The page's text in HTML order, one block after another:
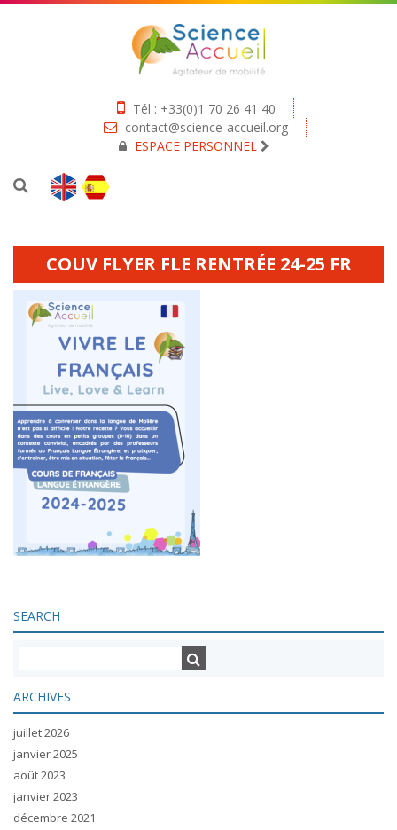
Tél : +33(0)1 70 26 41 40
contact@science-accueil.org
ESPACE PERSONNEL
COUV FLYER FLE RENTRÉE 24-25 FR
SEARCH
ARCHIVES
juillet 2026
janvier 2025
août 2023
janvier 2023
décembre 2021